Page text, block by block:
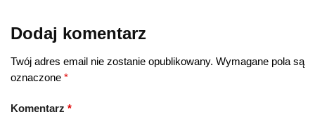
Dodaj komentarz
Twój adres email nie zostanie opublikowany. Wymagane pola są
oznaczone *
Komentarz *